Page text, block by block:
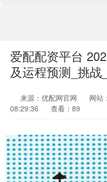
爱配配资平台
及运程预测_挑战
来源：优配网官网 网站
08:29:36
查看：89